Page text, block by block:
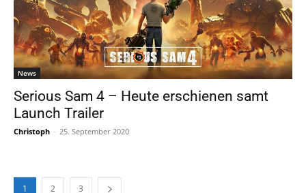
News
Serious Sam 4 – Heute erschienen samt
Launch Trailer
Christoph - 25. September 2020
1 2 3